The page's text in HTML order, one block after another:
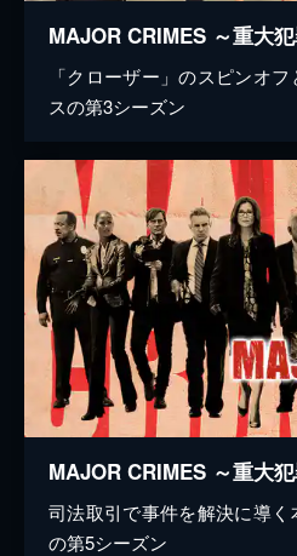
MAJOR CRIMES ～重大
「クローザー」のスピンオ
スの第3シーズン
MAJOR CRIMES ～重大
司法取引で事件を解決に導
の第5シーズン